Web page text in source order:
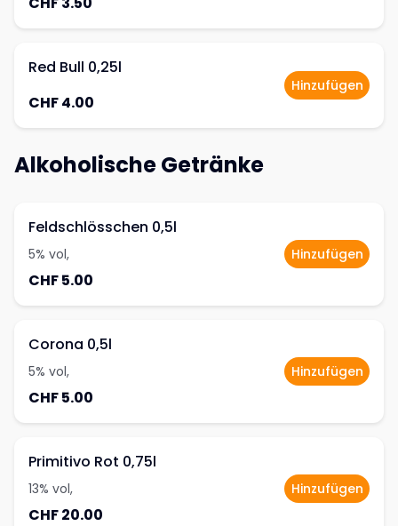
Red Bull 0,25l
CHF 4.00
Hinzufügen
Alkoholische Getränke
Feldschlösschen 0,5l
5% vol,
CHF 5.00
Hinzufügen
Corona 0,5l
5% vol,
CHF 5.00
Hinzufügen
Primitivo Rot 0,75l
13% vol,
CHF 20.00
Hinzufügen